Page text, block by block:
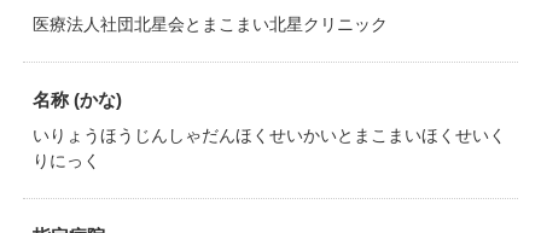
医療法人社団北星会とまこまい北星クリニック
名称 (かな)
いりょうほうじんしゃだんほくせいかいとまこまいほくせいく
りにっく